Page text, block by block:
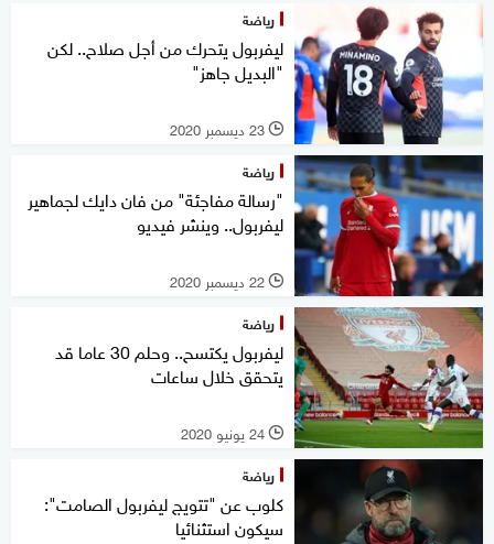
رياضة
ليفربول يتحرك من أجل صلاح.. لكن
"البديل جاهز"
l 23 ديسمبر 2020
رياضة
"رسالة مفاجئة" من فان دايك لجماهير
ليفربول.. وينشر فيديو
l 22 ديسمبر 2020
رياضة
ليفربول يكتسح.. وحلم 30 عاما قد
يتحقق خلال ساعات
l 24 يونيو 2020
رياضة
كلوب عن "تتويج ليفربول الصامت":
سيكون استثنائيا